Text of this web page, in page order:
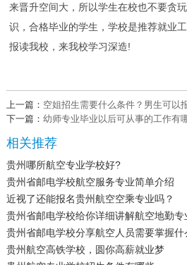
来晋升空间大，所以学生在校也不要贪
识，合格毕业的学生，学校是推荐就业
报读我校，来我校学习深造!
上一篇： 空姐招生需要什么条件？男生可以
下一篇： 幼师专业毕业以后可从事的工作有
相关推荐
贵州哪所航空专业学校好?
贵州省邮电学校航空服务专业简单介绍
近视了还能报名贵州航空空乘专业吗？
贵州省邮电学校给你详细讲解航空地勤专
贵州省邮电学校分享航空人员需要掌握什
贵州航空高铁学校，圆你高薪就业梦